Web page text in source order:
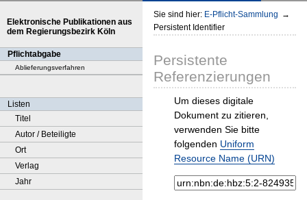
Elektronische Publikationen aus
dem Regierungsbezirk Köln
Pflichtabgabe
Ablieferungsverfahren
Listen
Titel
Autor / Beteiligte
Ort
Verlag
Jahr
Sie sind hier: E-Pflicht-Sammlung →
Persistent Identifier
Persistente
Referenzierungen
Um dieses digitale
Dokument zu zitieren,
verwenden Sie bitte
folgenden Uniform
Resource Name (URN)